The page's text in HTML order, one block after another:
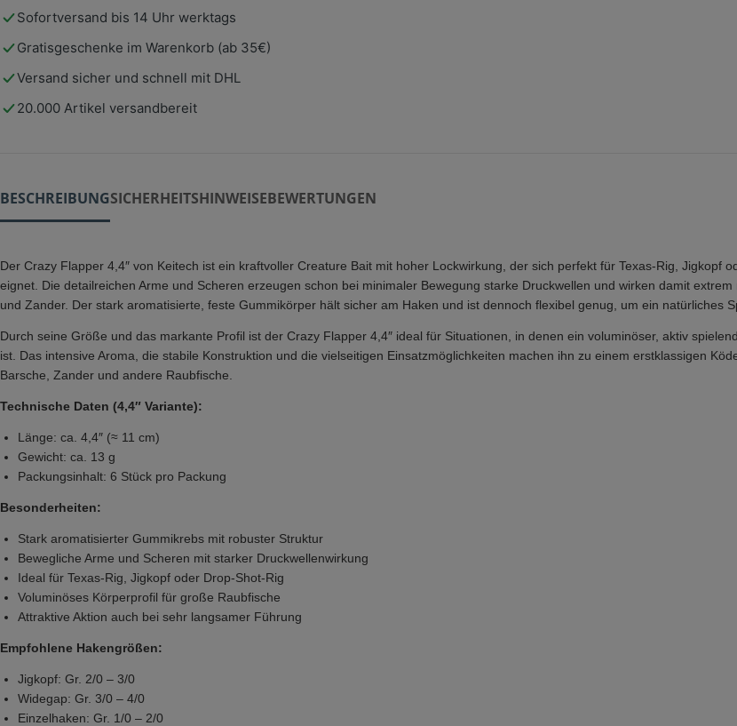
Sofortversand bis 14 Uhr werktags
Gratisgeschenke im Warenkorb (ab 35€)
Versand sicher und schnell mit DHL
20.000 Artikel versandbereit
BESCHREIBUNGSICHERHEITSHINWEISEBEWERTUNGEN
Der Crazy Flapper 4,4″ von Keitech ist ein kraftvoller Creature Bait mit hoher Lockwirkung, der sich perfekt für Texas-Rig, Jigkopf
eignet. Die detailreichen Arme und Scheren erzeugen schon bei minimaler Bewegung starke Druckwellen und wirken damit extrem
und Zander. Der stark aromatisierte, feste Gummikörper hält sicher am Haken und ist dennoch flexibel genug, um ein natürliches
Durch seine Größe und das markante Profil ist der Crazy Flapper 4,4″ ideal für Situationen, in denen ein voluminöser, aktiv
ist. Das intensive Aroma, die stabile Konstruktion und die vielseitigen Einsatzmöglichkeiten machen ihn zu einem erstklassigen
Barsche, Zander und andere Raubfische.
Technische Daten (4,4″ Variante):
Länge: ca. 4,4″ (≈ 11 cm)
Gewicht: ca. 13 g
Packungsinhalt: 6 Stück pro Packung
Besonderheiten:
Stark aromatisierter Gummikrebs mit robuster Struktur
Bewegliche Arme und Scheren mit starker Druckwellenwirkung
Ideal für Texas-Rig, Jigkopf oder Drop-Shot-Rig
Voluminöses Körperprofil für große Raubfische
Attraktive Aktion auch bei sehr langsamer Führung
Empfohlene Hakengrößen:
Jigkopf: Gr. 2/0 – 3/0
Widegap: Gr. 3/0 – 4/0
Einzelhaken: Gr. 1/0 – 2/0